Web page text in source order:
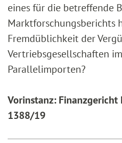
eines für die betreffende
Marktforschungsberichts
Fremdüblichkeit der
Vertriebsgesellschaften
Parallelimporten?
Vorinstanz: Finanzgericht
1388/19